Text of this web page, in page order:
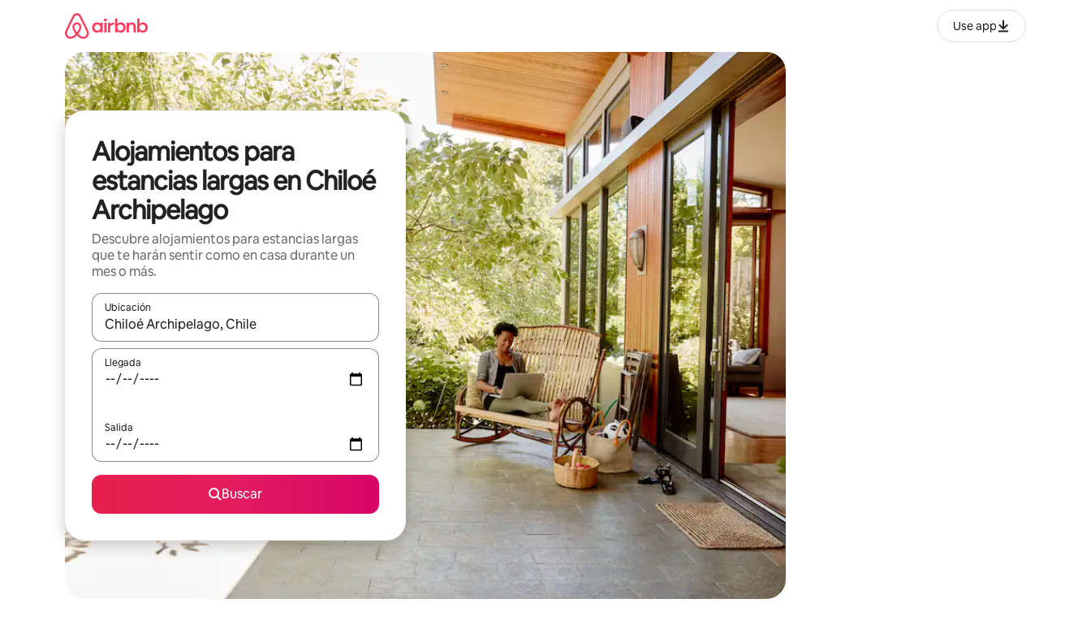
Use app
Alojamientos para
estancias largas en Chiloé
Archipelago
Descubre alojamientos para estancias largas
que te harán sentir como en casa durante un
mes o más.
Ubicación
Cuando los resultados estén disponibles, podrás navegar usando las teclas de las flechas hacia arriba y hacia abajo, o bien tocando y deslizando la pantalla.
Llegada
Salida
Buscar